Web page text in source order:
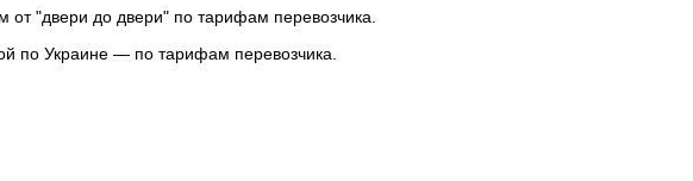
от "двери до двери" по тарифам перевозчика.
по Украине — по тарифам перевозчика.